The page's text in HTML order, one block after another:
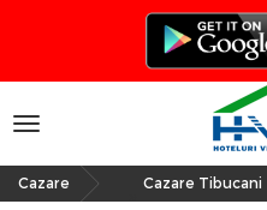
Cazare Cazare Tibucani